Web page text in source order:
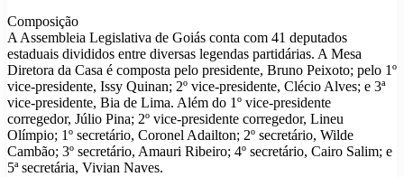
Composição
A Assembleia Legislativa de Goiás conta com 41 deputados
estaduais divididos entre diversas legendas partidárias. A Mesa
Diretora da Casa é composta pelo presidente, Bruno Peixoto; pelo 1º
vice-presidente, Issy Quinan; 2º vice-presidente, Clécio Alves; e 3ª
vice-presidente, Bia de Lima. Além do 1º vice-presidente
corregedor, Júlio Pina; 2º vice-presidente corregedor, Lineu
Olímpio; 1º secretário, Coronel Adailton; 2º secretário, Wilde
Cambão; 3º secretário, Amauri Ribeiro; 4º secretário, Cairo Salim; e
5ª secretária, Vivian Naves.